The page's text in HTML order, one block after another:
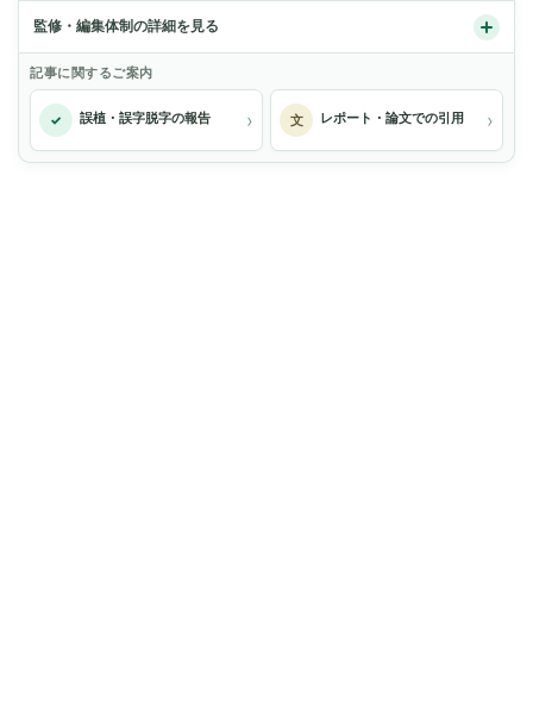
監修・編集体制の詳細を見る
記事に関するご案内
✓ 誤植・誤字脱字の報告 › 文 レポート・論文での引用 ›